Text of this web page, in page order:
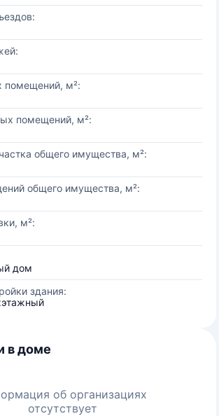
м²:
помещений, м²:
общего имущества, м²:
общего имущества, м²:
м²:
дом
здания:
в доме
об организациях
отсутствует